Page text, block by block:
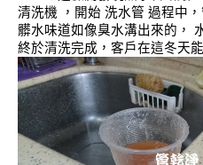
清洗機 ，開始 洗水管 過程中
髒水味道如像臭水溝出來的，
終於清洗完成，客戶在這冬天